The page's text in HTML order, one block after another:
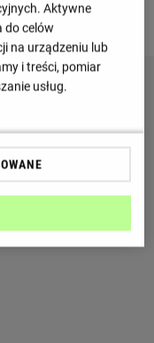
Aktywne
do celów
na urządzeniu lub
i treści, pomiar
usług.